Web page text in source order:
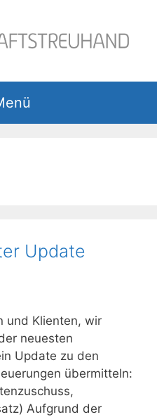
Update
und Klienten, wir
neuesten
Update zu den
übermitteln:
Aufgrund der